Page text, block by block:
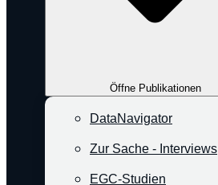
Öffne Publikationen
DataNavigator
Zur Sache - Interviews
EGC-Studien